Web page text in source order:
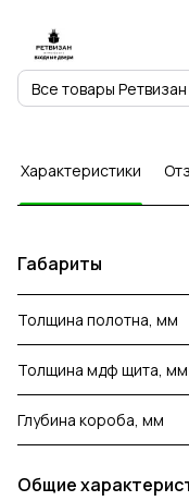
Все товары Ретвизан
Характеристики
Габариты
Толщина полотна, мм
Толщина мдф щита, мм
Глубина короба, мм
Общие